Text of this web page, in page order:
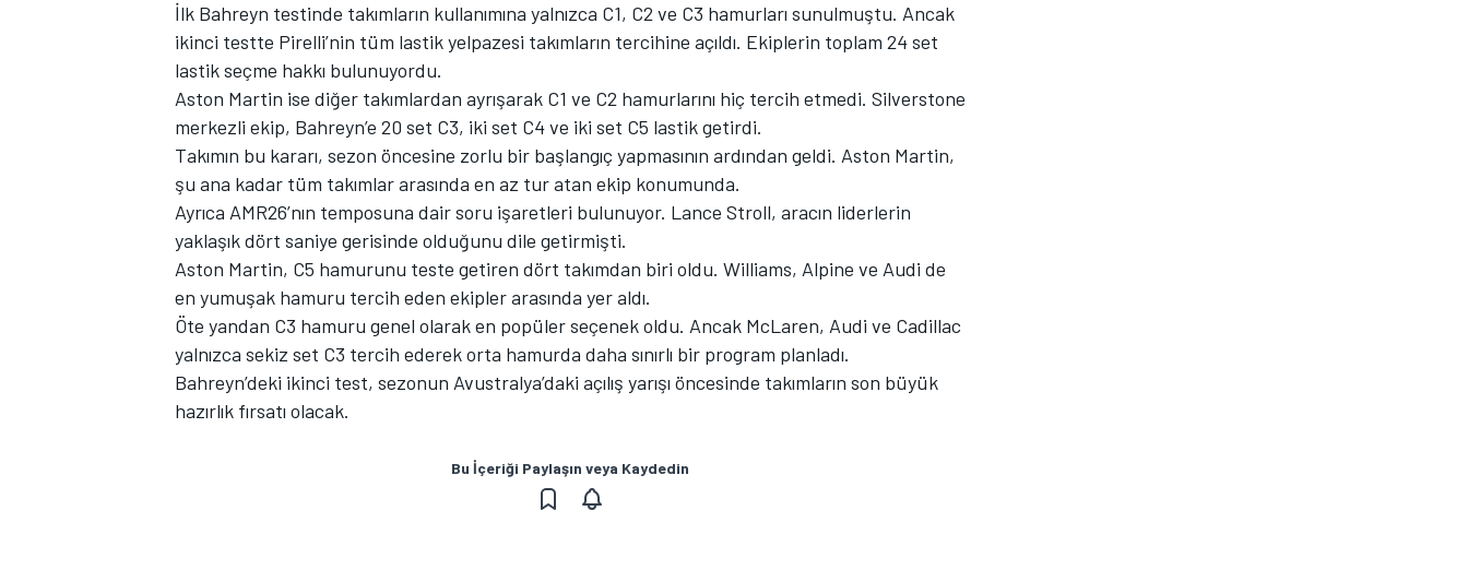
TÜRK SPORCULAR
İlk Bahreyn testinde takımların kullanımına yalnızca C1, C2 ve C3 hamurları sunulmuştu. Ancak
ikinci testte Pirelli’nin tüm lastik yelpazesi takımların tercihine açıldı. Ekiplerin toplam 24 set
lastik seçme hakkı bulunuyordu.
Aston Martin ise diğer takımlardan ayrışarak C1 ve C2 hamurlarını hiç tercih etmedi. Silverstone
merkezli ekip, Bahreyn’e 20 set C3, iki set C4 ve iki set C5 lastik getirdi.
Takımın bu kararı, sezon öncesine zorlu bir başlangıç yapmasının ardından geldi. Aston Martin,
şu ana kadar tüm takımlar arasında en az tur atan ekip konumunda.
Ayrıca AMR26’nın temposuna dair soru işaretleri bulunuyor. Lance Stroll, aracın liderlerin
yaklaşık dört saniye gerisinde olduğunu dile getirmişti.
Aston Martin, C5 hamurunu teste getiren dört takımdan biri oldu. Williams, Alpine ve Audi de
en yumuşak hamuru tercih eden ekipler arasında yer aldı.
Öte yandan C3 hamuru genel olarak en popüler seçenek oldu. Ancak McLaren, Audi ve Cadillac
yalnızca sekiz set C3 tercih ederek orta hamurda daha sınırlı bir program planladı.
Bahreyn’deki ikinci test, sezonun Avustralya’daki açılış yarışı öncesinde takımların son büyük
hazırlık fırsatı olacak.
Bu İçeriği Paylaşın veya Kaydedin